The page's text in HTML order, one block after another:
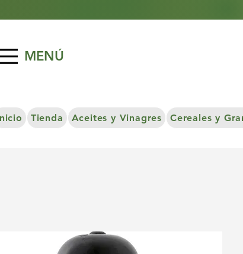
MENÚ
Tienda Aceites y Vinagres Cereales y